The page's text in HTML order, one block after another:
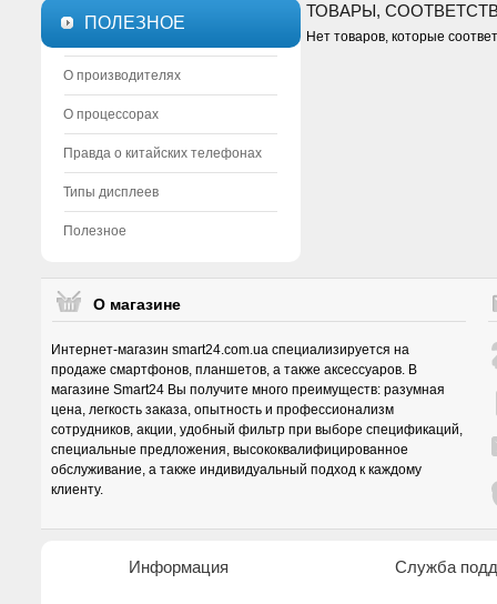
ПОЛЕЗНОЕ
О производителях
О процессорах
Правда о китайских телефонах
Типы дисплеев
Полезное
ТОВАРЫ,
Нет товаров, которые
О магазине
Интернет-магазин smart24.com.ua специализируется на
продаже смартфонов, планшетов, а также аксессуаров. В
магазине Smart24 Вы получите много преимуществ: разумная
цена, легкость заказа, опытность и профессионализм
сотрудников, акции, удобный фильтр при выборе спецификаций,
специальные предложения, высококвалифицированное
обслуживание, а также индивидуальный подход к каждому
клиенту.
Информация Служба